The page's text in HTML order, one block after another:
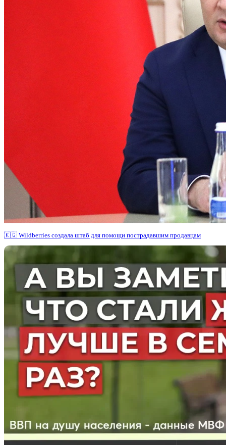
🇰🇬 Wildberries создала штаб для помощи пострадавшим продавцам